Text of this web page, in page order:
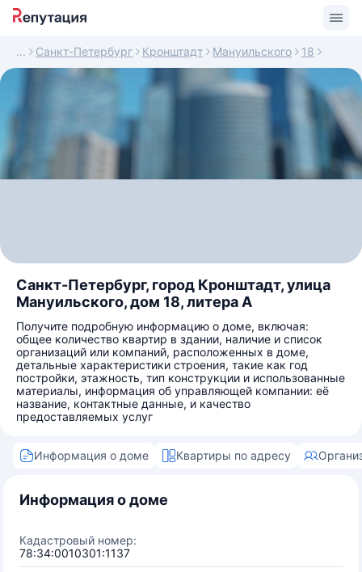
Санкт-Петербург Кронштадт Мануильского 18
Санкт-Петербург, город Кронштадт, улица
Мануильского, дом 18, литера А
Получите подробную информацию о доме, включая:
общее количество квартир в здании, наличие и список
организаций или компаний, расположенных в доме,
детальные характеристики строения, такие как год
постройки, этажность, тип конструкции и использованные
материалы, информация об управляющей компании: её
название, контактные данные, и качество
предоставляемых услуг
Информация о доме Квартиры по адресу
Информация о доме
Кадастровый номер:
78:34:0010301:1137